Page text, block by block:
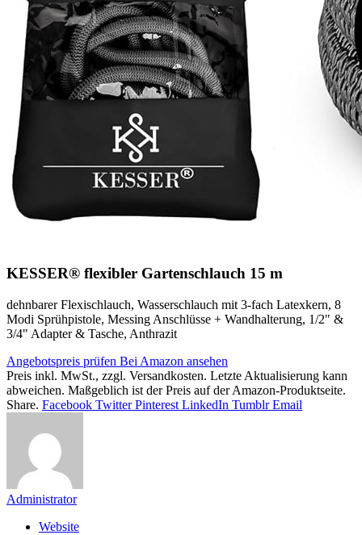
KESSER® flexibler Gartenschlauch 15 m
dehnbarer Flexischlauch, Wasserschlauch mit 3-fach Latexkern, 8
Modi Sprühpistole, Messing Anschlüsse + Wandhalterung, 1/2" &
3/4" Adapter & Tasche, Anthrazit
Angebotspreis prüfen Bei Amazon ansehen
Preis inkl. MwSt., zzgl. Versandkosten. Letzte Aktualisierung kann
abweichen. Maßgeblich ist der Preis auf der Amazon-Produktseite.
Share. Facebook Twitter Pinterest LinkedIn Tumblr Email
Administrator
Website